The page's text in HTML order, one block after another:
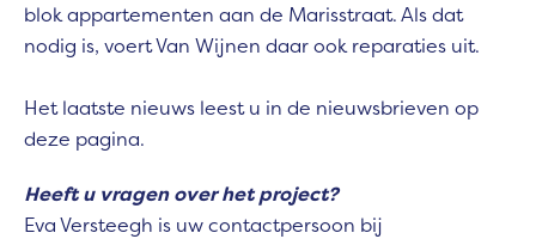
blok appartementen aan de Marisstraat. Als dat
nodig is, voert Van Wijnen daar ook reparaties uit.
Het laatste nieuws leest u in de nieuwsbrieven op
deze pagina.
Heeft u vragen over het project?
Eva Versteegh is uw contactpersoon bij